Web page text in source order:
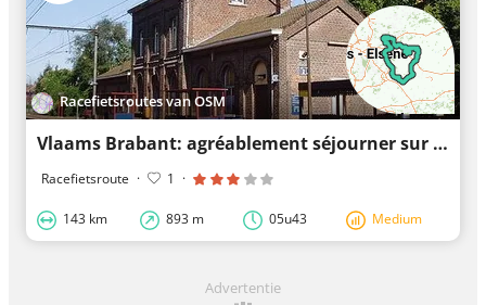
Racefietsroutes van OSM
Vlaams Brabant: agréablement séjourner sur le vélo
Racefietsroute · 1 ·
143 km 893 m 05u43 Medium
Advertentie